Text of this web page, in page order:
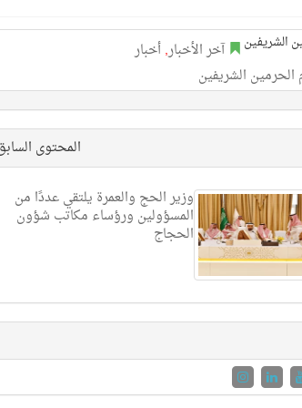
آخر الأخبار,أخبار
الشريفين
المحتوى
وزير الحج والعمرة يلتقي عددًا من
المسؤولين ورؤساء مكاتب شؤون
الحجاج